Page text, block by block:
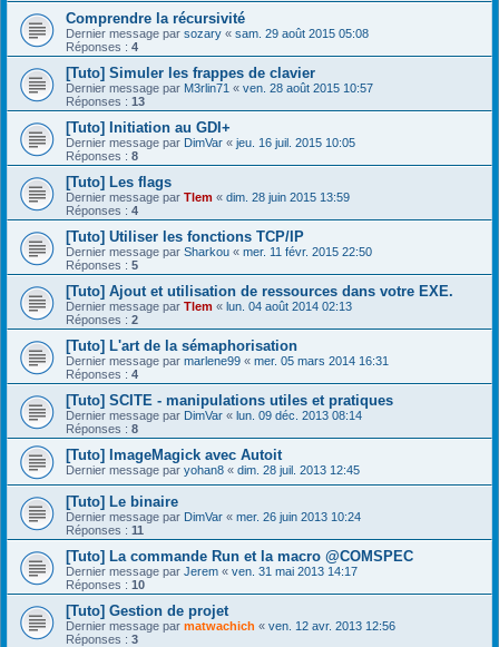
Comprendre la récursivité
Dernier message par sozary « sam. 29 août 2015 05:08
Réponses : 4
[Tuto] Simuler les frappes de clavier
Dernier message par M3rlin71 « ven. 28 août 2015 10:57
Réponses : 13
[Tuto] Initiation au GDI+
Dernier message par DimVar « jeu. 16 juil. 2015 10:05
Réponses : 8
[Tuto] Les flags
Dernier message par Tlem « dim. 28 juin 2015 13:59
Réponses : 4
[Tuto] Utiliser les fonctions TCP/IP
Dernier message par Sharkou « mer. 11 févr. 2015 22:50
Réponses : 5
[Tuto] Ajout et utilisation de ressources dans votre EXE.
Dernier message par Tlem « lun. 04 août 2014 02:13
Réponses : 2
[Tuto] L'art de la sémaphorisation
Dernier message par marlene99 « mer. 05 mars 2014 16:31
Réponses : 4
[Tuto] SCITE - manipulations utiles et pratiques
Dernier message par DimVar « lun. 09 déc. 2013 08:14
Réponses : 8
[Tuto] ImageMagick avec Autoit
Dernier message par yohan8 « dim. 28 juil. 2013 12:45
[Tuto] Le binaire
Dernier message par DimVar « mer. 26 juin 2013 10:24
Réponses : 11
[Tuto] La commande Run et la macro @COMSPEC
Dernier message par Jerem « ven. 31 mai 2013 14:17
Réponses : 10
[Tuto] Gestion de projet
Dernier message par matwachich « ven. 12 avr. 2013 12:56
Réponses : 3